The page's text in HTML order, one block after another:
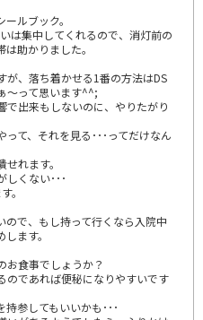
ルブック。
は集中してくれるので、消灯前の
助かりました。
が、落ち着かせる1番の方法はDS
～って思います^^;
で出来もしないのに、やりたがり
て、それを見る･･･ってだけなん
れます。
しくない･･･
。
ので、もし持って行くなら入院中
ます。
お食事でしょうか？
のであれば便秘になりやすいです
参してもいいかも･･･